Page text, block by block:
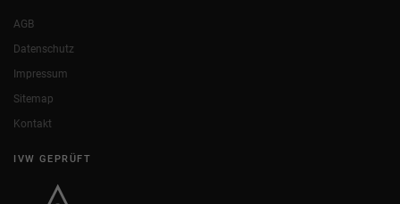
AGB
Datenschutz
Impressum
Sitemap
Kontakt
IVW GEPRÜFT